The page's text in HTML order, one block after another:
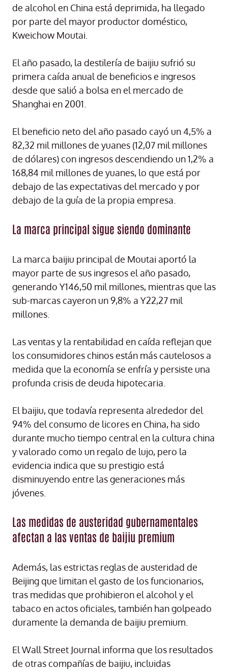
de alcohol en China está deprimida, ha llegado
por parte del mayor productor doméstico,
Kweichow Moutai.
El año pasado, la destilería de baijiu sufrió su
primera caída anual de beneficios e ingresos
desde que salió a bolsa en el mercado de
Shanghai en 2001.
El beneficio neto del año pasado cayó un 4,5% a
82,32 mil millones de yuanes (12,07 mil millones
de dólares) con ingresos descendiendo un 1,2% a
168,84 mil millones de yuanes, lo que está por
debajo de las expectativas del mercado y por
debajo de la guía de la propia empresa.
La marca principal sigue siendo dominante
La marca baijiu principal de Moutai aportó la
mayor parte de sus ingresos el año pasado,
generando Y146,50 mil millones, mientras que las
sub-marcas cayeron un 9,8% a Y22,27 mil
millones.
Las ventas y la rentabilidad en caída reflejan que
los consumidores chinos están más cautelosos a
medida que la economía se enfría y persiste una
profunda crisis de deuda hipotecaria.
El baijiu, que todavía representa alrededor del
94% del consumo de licores en China, ha sido
durante mucho tiempo central en la cultura china
y valorado como un regalo de lujo, pero la
evidencia indica que su prestigio está
disminuyendo entre las generaciones más
jóvenes.
Las medidas de austeridad gubernamentales
afectan a las ventas de baijiu premium
Además, las estrictas reglas de austeridad de
Beijing que limitan el gasto de los funcionarios,
tras medidas que prohibieron el alcohol y el
tabaco en actos oficiales, también han golpeado
duramente la demanda de baijiu premium.
El Wall Street Journal informa que los resultados
de otras compañías de baijiu, incluidas